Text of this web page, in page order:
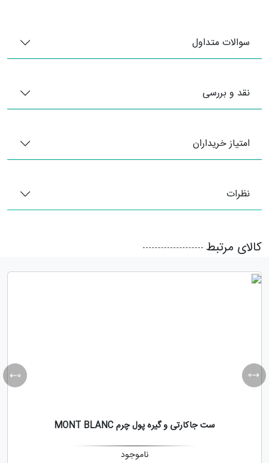
سوالات متداول
نقد و بررسی
امتیاز خریداران
نظرات
کالای مرتبط
ست جاکارتی و گیره پول چرم MONT BLANC
ناموجود